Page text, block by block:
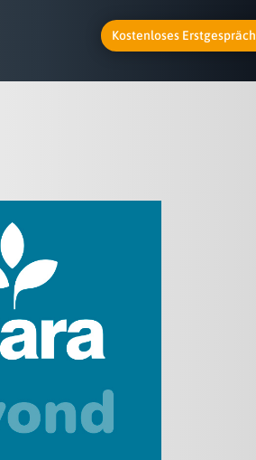
Kostenloses Erstgespräch